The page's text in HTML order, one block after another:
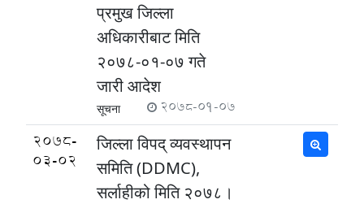
प्रमुख जिल्ला
अधिकारीबाट मिति
२०७८-०१-०७ गते
जारी आदेश
सूचना 2078-01-07
2078-
03-02
जिल्ला विपद् व्यवस्थापन
समिति (DDMC),
सर्लाहीको मिति २०७८।